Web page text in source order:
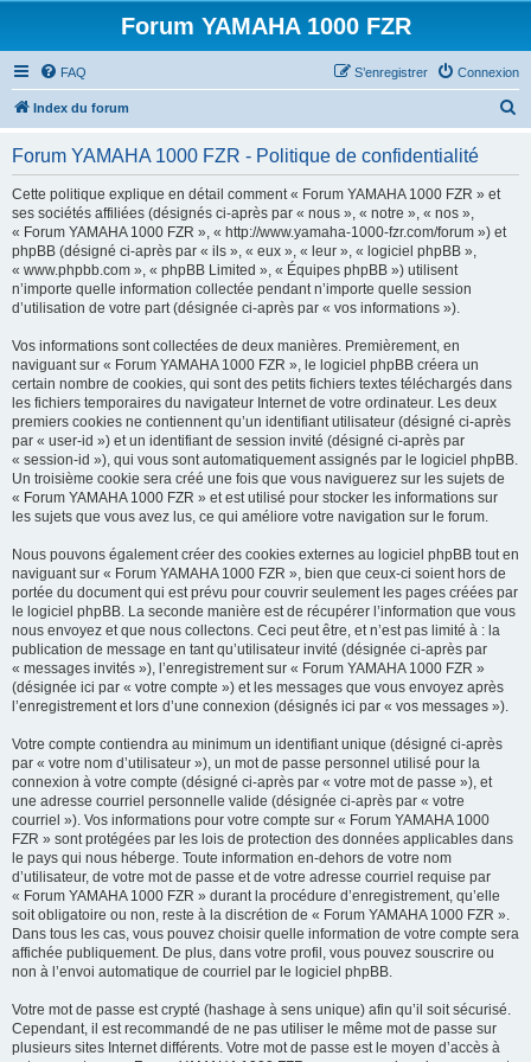
Forum YAMAHA 1000 FZR
FAQ Connexion
S’enregistrer
Index du forum
Forum YAMAHA 1000 FZR - Politique de confidentialité
Cette politique explique en détail comment « Forum YAMAHA 1000 FZR » et
ses sociétés affiliées (désignés ci-après par « nous », « notre », « nos »,
« Forum YAMAHA 1000 FZR », « http://www.yamaha-1000-fzr.com/forum ») et
phpBB (désigné ci-après par « ils », « eux », « leur », « logiciel phpBB »,
« www.phpbb.com », « phpBB Limited », « Équipes phpBB ») utilisent
n’importe quelle information collectée pendant n’importe quelle session
d’utilisation de votre part (désignée ci-après par « vos informations »).
Vos informations sont collectées de deux manières. Premièrement, en
naviguant sur « Forum YAMAHA 1000 FZR », le logiciel phpBB créera un
certain nombre de cookies, qui sont des petits fichiers textes téléchargés dans
les fichiers temporaires du navigateur Internet de votre ordinateur. Les deux
premiers cookies ne contiennent qu’un identifiant utilisateur (désigné ci-après
par « user-id ») et un identifiant de session invité (désigné ci-après par
« session-id »), qui vous sont automatiquement assignés par le logiciel phpBB.
Un troisième cookie sera créé une fois que vous naviguerez sur les sujets de
« Forum YAMAHA 1000 FZR » et est utilisé pour stocker les informations sur
les sujets que vous avez lus, ce qui améliore votre navigation sur le forum.
Nous pouvons également créer des cookies externes au logiciel phpBB tout en
naviguant sur « Forum YAMAHA 1000 FZR », bien que ceux-ci soient hors de
portée du document qui est prévu pour couvrir seulement les pages créées par
le logiciel phpBB. La seconde manière est de récupérer l’information que vous
nous envoyez et que nous collectons. Ceci peut être, et n’est pas limité à : la
publication de message en tant qu’utilisateur invité (désignée ci-après par
« messages invités »), l’enregistrement sur « Forum YAMAHA 1000 FZR »
(désignée ici par « votre compte ») et les messages que vous envoyez après
l’enregistrement et lors d’une connexion (désignés ici par « vos messages »).
Votre compte contiendra au minimum un identifiant unique (désigné ci-après
par « votre nom d’utilisateur »), un mot de passe personnel utilisé pour la
connexion à votre compte (désigné ci-après par « votre mot de passe »), et
une adresse courriel personnelle valide (désignée ci-après par « votre
courriel »). Vos informations pour votre compte sur « Forum YAMAHA 1000
FZR » sont protégées par les lois de protection des données applicables dans
le pays qui nous héberge. Toute information en-dehors de votre nom
d’utilisateur, de votre mot de passe et de votre adresse courriel requise par
« Forum YAMAHA 1000 FZR » durant la procédure d’enregistrement, qu’elle
soit obligatoire ou non, reste à la discrétion de « Forum YAMAHA 1000 FZR ».
Dans tous les cas, vous pouvez choisir quelle information de votre compte sera
affichée publiquement. De plus, dans votre profil, vous pouvez souscrire ou
non à l’envoi automatique de courriel par le logiciel phpBB.
Votre mot de passe est crypté (hashage à sens unique) afin qu’il soit sécurisé.
Cependant, il est recommandé de ne pas utiliser le même mot de passe sur
plusieurs sites Internet différents. Votre mot de passe est le moyen d’accès à